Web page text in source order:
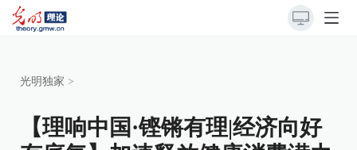
光明独家 >
【理响中国·铿锵有理|经济向好